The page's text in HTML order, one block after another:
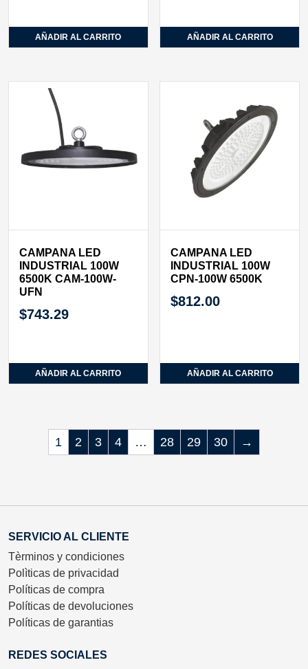
AÑADIR AL CARRITO AÑADIR AL CARRITO
CAMPANA LED
INDUSTRIAL 100W
6500K CAM-100W-
UFN
$743.29
AÑADIR AL CARRITO
CAMPANA LED
INDUSTRIAL 100W
CPN-100W 6500K
$812.00
AÑADIR AL CARRITO
1 2 3 4 … 28 29 30 →
SERVICIO AL CLIENTE
Tèrminos y condiciones
Polìticas de privacidad
Políticas de compra
Políticas de devoluciones
Políticas de garantias
REDES SOCIALES